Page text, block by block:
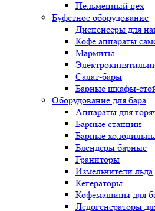
Пельменный цех
Буфетное оборудование
Диспенсеры для
Кофе аппараты
Мармиты
Cалат-бары
Барные шкафы-
Оборудование для бара
Аппараты для
Барные станции
Барные
Блендеры барные
Граниторы
Измельчители льда
Кегераторы
Кофемашины для
Ледогенераторы